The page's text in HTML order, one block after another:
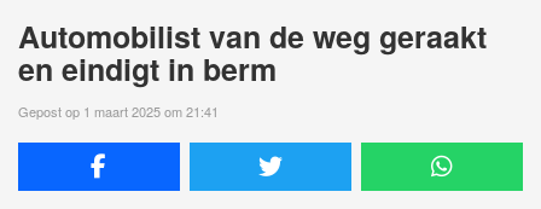
Automobilist van de weg geraakt
en eindigt in berm
Gepost op 1 maart 2025 om 21:41